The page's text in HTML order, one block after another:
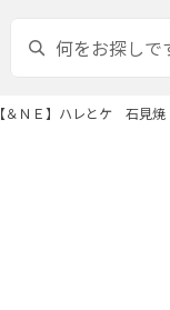
【＆ＮＥ】ハレとケ 石見